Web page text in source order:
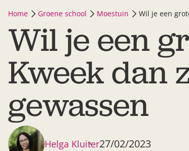
Home Groene school Moestuin Wil je een
Wil je een
Kweek dan
gewassen
Helga Kluiter27/02/2023